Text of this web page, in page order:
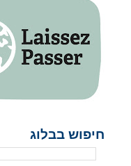
חיפוש בבלוג